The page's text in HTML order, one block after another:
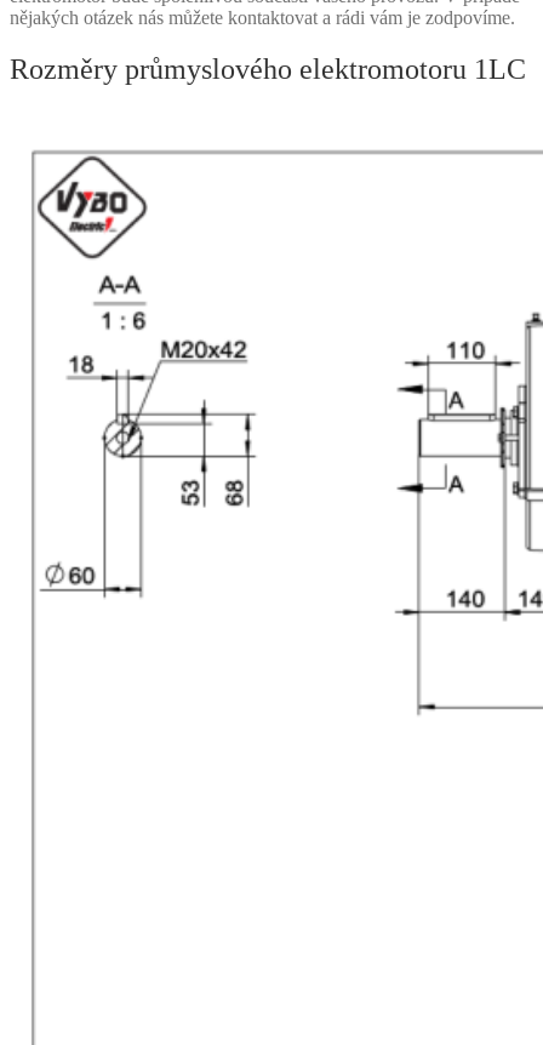
nějakých otázek nás můžete kontaktovat a rádi vám je zodpovíme.
Rozměry průmyslového elektromotoru 1LC